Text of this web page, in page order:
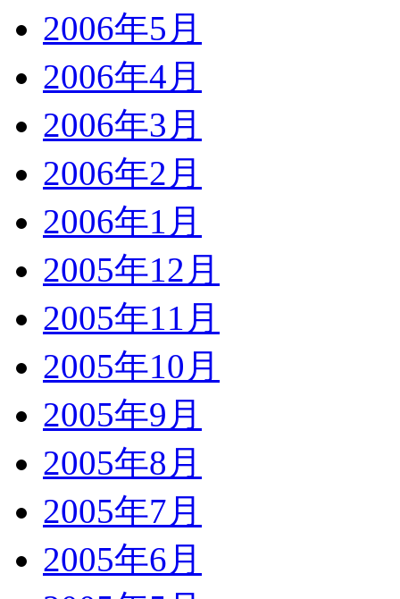
2006年5月
2006年4月
2006年3月
2006年2月
2006年1月
2005年12月
2005年11月
2005年10月
2005年9月
2005年8月
2005年7月
2005年6月